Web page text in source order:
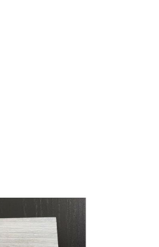
zijn wit gespoten en